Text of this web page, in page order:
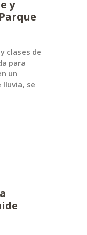
y
clases de
para
un
lluvia, se